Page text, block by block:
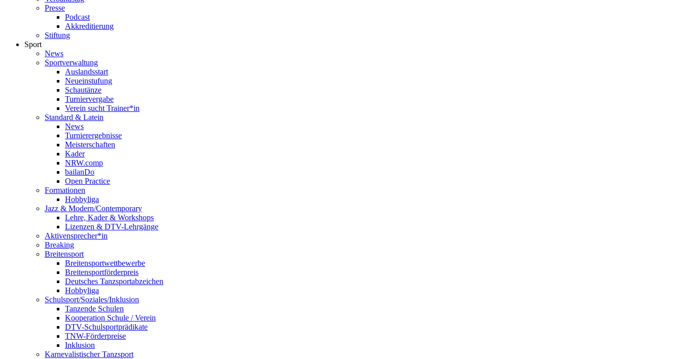
Presse
Podcast
Akkreditierung
Stiftung
Sport
News
Sportverwaltung
Auslandsstart
Neueinstufung
Schautänze
Turniervergabe
Verein sucht Trainer*in
Standard & Latein
News
Turnierergebnisse
Meisterschaften
Kader
NRW.comp
bailanDo
Open Practice
Formationen
Hobbyliga
Jazz & Modern/Contemporary
Lehre, Kader & Workshops
Lizenzen & DTV-Lehrgänge
Aktivensprecher*in
Breaking
Breitensport
Breitensportwettbewerbe
Breitensportförderpreis
Deutsches Tanzsportabzeichen
Hobbyliga
Schulsport/Soziales/Inklusion
Tanzende Schulen
Kooperation Schule / Verein
DTV-Schulsportprädikate
TNW-Förderpreise
Inklusion
Karnevalistischer Tanzsport